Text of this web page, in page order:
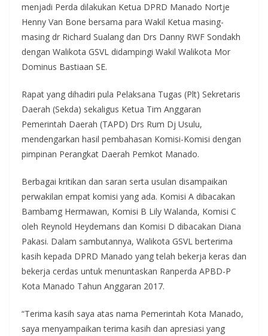
menjadi Perda dilakukan Ketua DPRD Manado Nortje
Henny Van Bone bersama para Wakil Ketua masing-
masing dr Richard Sualang dan Drs Danny RWF Sondakh
dengan Walikota GSVL didampingi Wakil Walikota Mor
Dominus Bastiaan SE.
Rapat yang dihadiri pula Pelaksana Tugas (Plt) Sekretaris
Daerah (Sekda) sekaligus Ketua Tim Anggaran
Pemerintah Daerah (TAPD) Drs Rum Dj Usulu,
mendengarkan hasil pembahasan Komisi-Komisi dengan
pimpinan Perangkat Daerah Pemkot Manado.
Berbagai kritikan dan saran serta usulan disampaikan
perwakilan empat komisi yang ada. Komisi A dibacakan
Bambamg Hermawan, Komisi B Lily Walanda, Komisi C
oleh Reynold Heydemans dan Komisi D dibacakan Diana
Pakasi. Dalam sambutannya, Walikota GSVL berterima
kasih kepada DPRD Manado yang telah bekerja keras dan
bekerja cerdas untuk menuntaskan Ranperda APBD-P
Kota Manado Tahun Anggaran 2017.
“Terima kasih saya atas nama Pemerintah Kota Manado,
saya menyampaikan terima kasih dan apresiasi yang